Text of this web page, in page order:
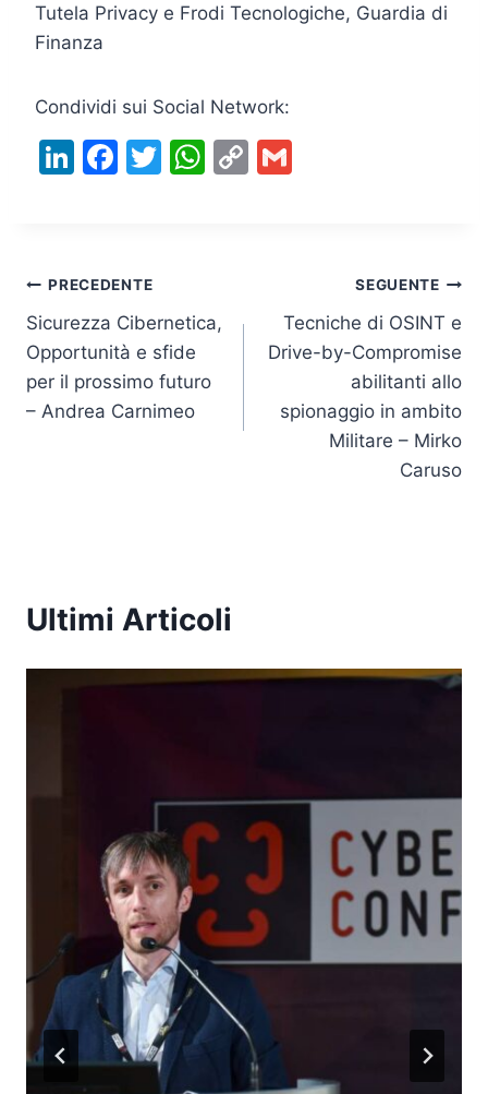
Tutela Privacy e Frodi Tecnologiche, Guardia di
Finanza
Condividi sui Social Network:
Li
dI
n
F
b
o
o
k
T
W
p
p
C
Navigazione
articoli
PRECEDENTE
Sicurezza Cibernetica,
Opportunità e sfide
per il prossimo futuro
– Andrea Carnimeo
SEGUENTE
Tecniche di OSINT e
Drive-by-Compromise
abilitanti allo
spionaggio in ambito
Militare – Mirko
Caruso
Ultimi Articoli